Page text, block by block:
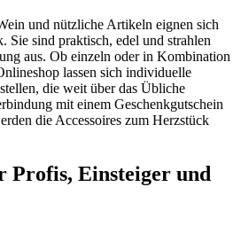
und nützliche Artikeln eignen sich
Sie sind praktisch, edel und strahlen
aus. Ob einzeln oder in Kombination
lassen sich individuelle
die weit über das Übliche
mit einem Geschenkgutschein
die Accessoires zum Herzstück
Profis, Einsteiger und